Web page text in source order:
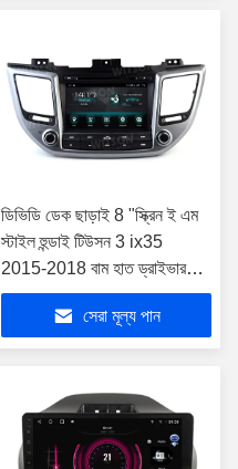
ডিভিডি ডেক ছাড়াই 8 "স্ক্রিন ই এম
স্টাইল হুন্ডাই টিউসন 3 ix35
2015-2018 বাম হাত ড্রাইভার
গাড়ি স্টেরিওর জন্য
সেরা মূল্য পান